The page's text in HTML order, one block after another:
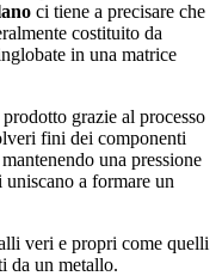
ci tiene a precisare che
costituito da
in una matrice
grazie al processo
fini dei componenti
una pressione
a formare un
veri e propri come quelli
da un metallo.